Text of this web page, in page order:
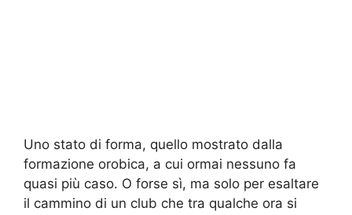
Uno stato di forma, quello mostrato dalla
formazione orobica, a cui ormai nessuno fa
quasi più caso. O forse sì, ma solo per esaltare
il cammino di un club che tra qualche ora si